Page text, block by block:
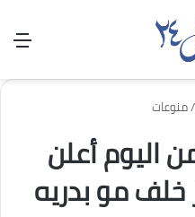
/منوعات
اليوم أعلن
مو بدريه